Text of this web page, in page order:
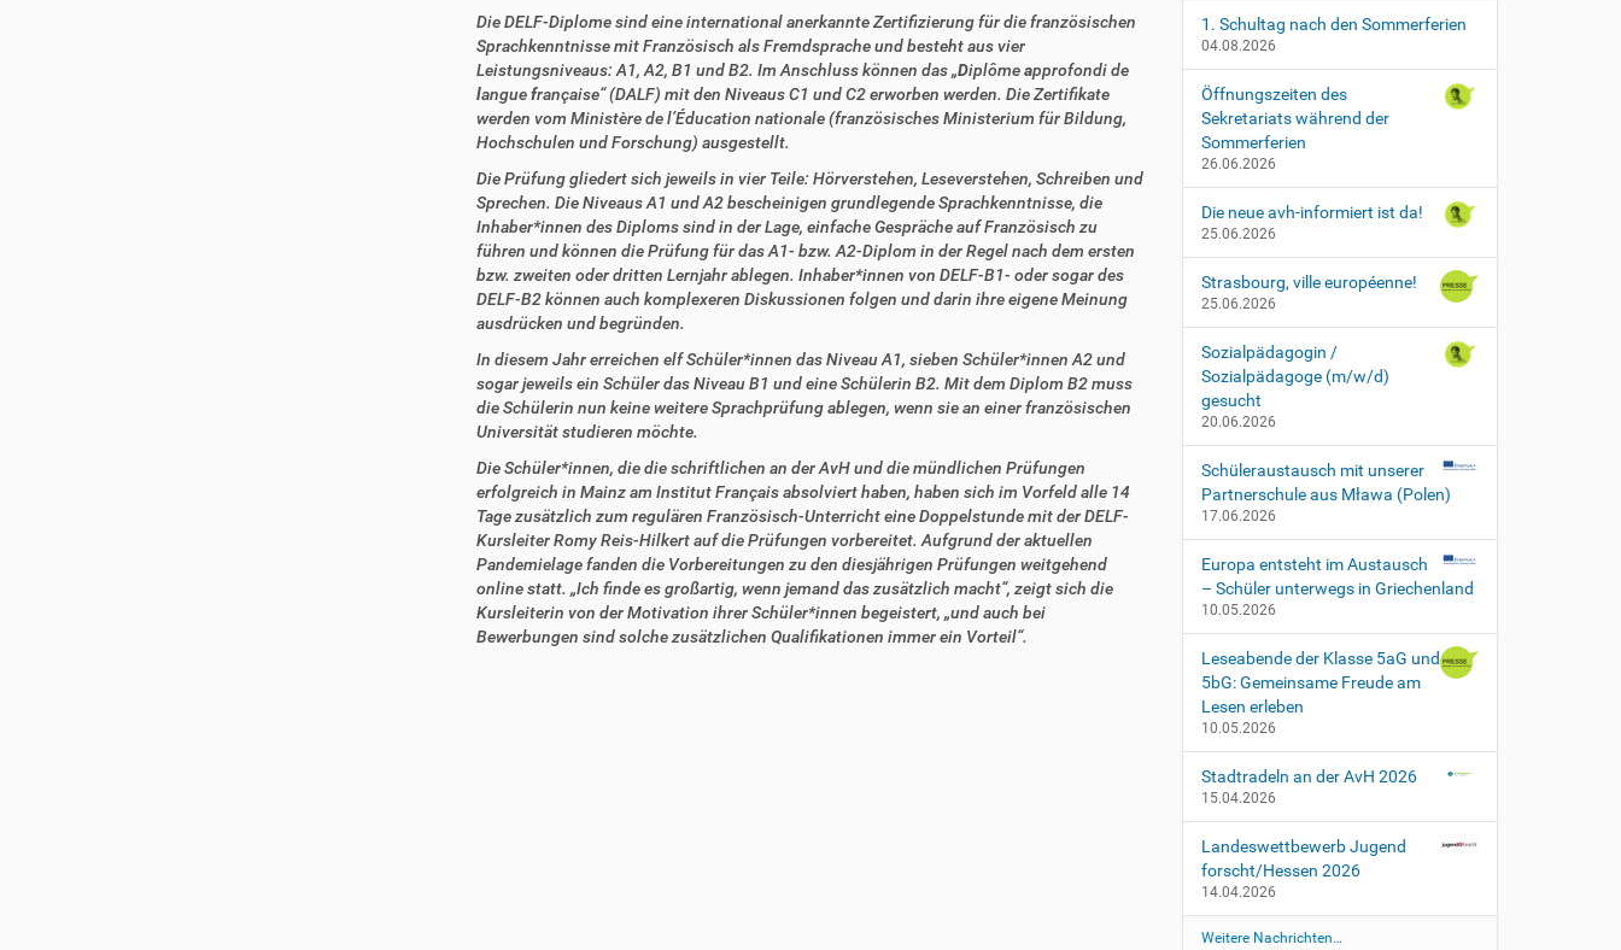
Die DELF-Diplome sind eine international anerkannte Zertifizierung für die französischen
Sprachkenntnisse mit Französisch als Fremdsprache und besteht aus vier
Leistungsniveaus: A1, A2, B1 und B2. Im Anschluss können das „Diplômeapprofondi de
languefrançaise“ (DALF) mit den Niveaus C1 und C2 erworben werden. Die Zertifikate
werden vom Ministère de l’Éducation nationale (französisches Ministerium für Bildung,
Hochschulen und Forschung) ausgestellt.
Die Prüfung gliedert sich jeweils in vier Teile: Hörverstehen, Leseverstehen, Schreiben und
Sprechen. Die Niveaus A1 und A2 bescheinigen grundlegende Sprachkenntnisse, die
Inhaber*innen des Diploms sind in der Lage, einfache Gespräche auf Französisch zu
führen und können die Prüfung für das A1- bzw. A2-Diplom in der Regel nach dem ersten
bzw. zweiten oder dritten Lernjahr ablegen. Inhaber*innen von DELF-B1- oder sogar des
DELF-B2 können auch komplexeren Diskussionen folgen und darin ihre eigene Meinung
ausdrücken und begründen.
In diesem Jahr erreichen elf Schüler*innen das Niveau A1, sieben Schüler*innen A2 und
sogar jeweils ein Schüler das Niveau B1 und eine Schülerin B2. Mit dem Diplom B2 muss
die Schülerin nun keine weitere Sprachprüfung ablegen, wenn sie an einer französischen
Universität studieren möchte.
Die Schüler*innen, die die schriftlichen an der AvH und die mündlichen Prüfungen
erfolgreich in Mainz am Institut Français absolviert haben, haben sich im Vorfeld alle 14
Tage zusätzlich zum regulären Französisch-Unterricht eine Doppelstunde mit der DELF-
Kursleiter Romy Reis-Hilkert auf die Prüfungen vorbereitet. Aufgrund der aktuellen
Pandemielage fanden die Vorbereitungen zu den diesjährigen Prüfungen weitgehend
online statt. „Ich finde es großartig, wenn jemand das zusätzlich macht“, zeigt sich die
Kursleiterin von der Motivation ihrer Schüler*innen begeistert, „und auch bei
Bewerbungen sind solche zusätzlichen Qualifikationen immer ein Vorteil“.
1. Schultag nach den Sommerferien
04.08.2026
Öffnungszeiten des
Sekretariats während der
Sommerferien
26.06.2026
Die neue avh-informiert ist da!
25.06.2026
Strasbourg, ville européenne!
25.06.2026
Sozialpädagogin /
Sozialpädagoge (m/w/d)
gesucht
20.06.2026
Schüleraustausch mit unserer
Partnerschule aus Mława (Polen)
17.06.2026
Europa entsteht im Austausch
– Schüler unterwegs in Griechenland
10.05.2026
Leseabende der Klasse 5aG und
5bG: Gemeinsame Freude am
Lesen erleben
10.05.2026
Stadtradeln an der AvH 2026
15.04.2026
Landeswettbewerb Jugend
forscht/Hessen 2026
14.04.2026
Weitere Nachrichten…